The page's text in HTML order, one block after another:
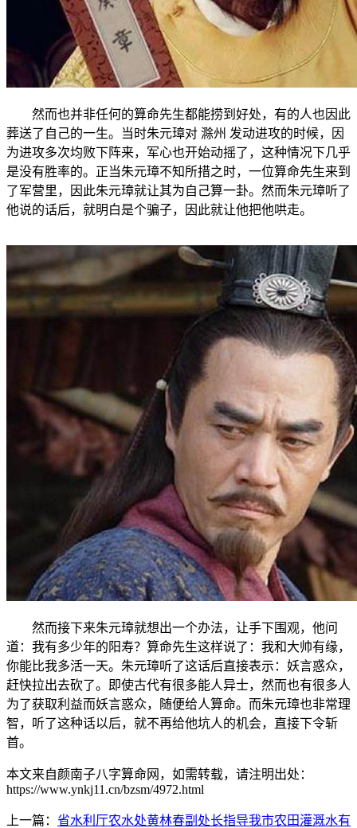
然而也并非任何的算命先生都能捞到好处，有的人也因此
葬送了自己的一生。当时朱元璋对 滁州 发动进攻的时候，因
为进攻多次均败下阵来，军心也开始动摇了，这种情况下几乎
是没有胜率的。正当朱元璋不知所措之时，一位算命先生来到
了军营里，因此朱元璋就让其为自己算一卦。然而朱元璋听了
他说的话后，就明白是个骗子，因此就让他把他哄走。
然而接下来朱元璋就想出一个办法，让手下围观，他问
道：我有多少年的阳寿？算命先生这样说了：我和大帅有缘，
你能比我多活一天。朱元璋听了这话后直接表示：妖言惑众，
赶快拉出去砍了。即使古代有很多能人异士，然而也有很多人
为了获取利益而妖言惑众，随便给人算命。而朱元璋也非常理
智，听了这种话以后，就不再给他坑人的机会，直接下令斩
首。
本文来自颜南子八字算命网，如需转载，请注明出处：
https://www.ynkj11.cn/bzsm/4972.html
上一篇： 省水利厅农水处黄林春副处长指导我市农田灌溉水有